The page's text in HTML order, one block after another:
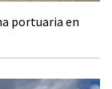
portuaria en